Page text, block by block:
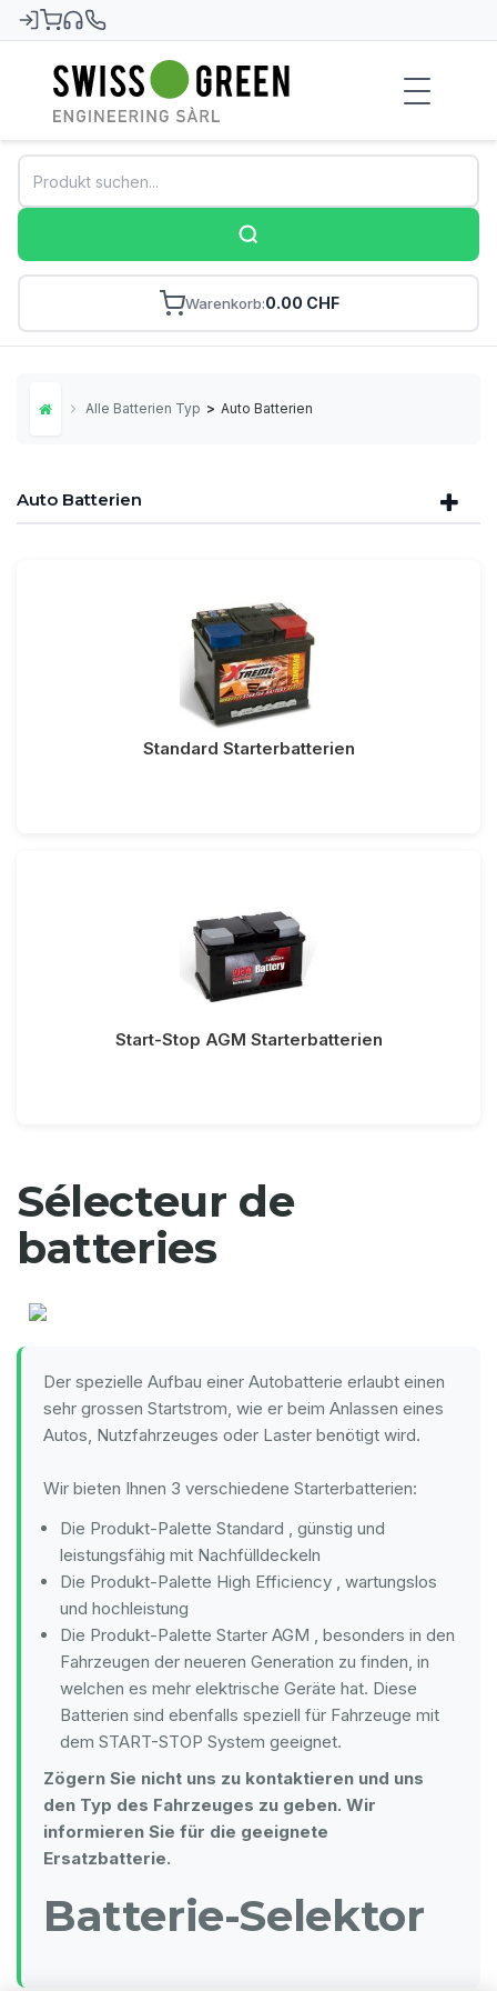
Swiss-Green
Warenkorb 0.00 CHF
Home Alle Batterien Typ > Auto Batterien
Auto Batterien
Standard Starterbatterien
Start-Stop AGM Starterbatterien
Sélecteur de
batteries
Der spezielle Aufbau einer Autobatterie erlaubt einen
sehr grossen Startstrom, wie er beim Anlassen eines
Autos, Nutzfahrzeuges oder Laster benötigt wird.
Wir bieten Ihnen 3 verschiedene Starterbatterien:
Die Produkt-Palette Standard , günstig und
leistungsfähig mit Nachfülldeckeln
Die Produkt-Palette High Efficiency , wartungslos
und hochleistung
Die Produkt-Palette Starter AGM , besonders in den
Fahrzeugen der neueren Generation zu finden, in
welchen es mehr elektrische Geräte hat. Diese
Batterien sind ebenfalls speziell für Fahrzeuge mit
dem START-STOP System geeignet.
Zögern Sie nicht uns zu kontaktieren und uns
den Typ des Fahrzeuges zu geben. Wir
informieren Sie für die geeignete
Ersatzbatterie.
Batterie-Selektor